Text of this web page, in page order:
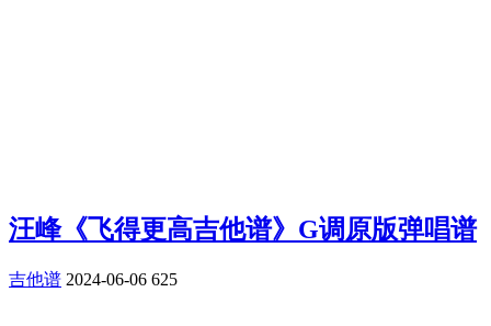
汪峰《飞得更高吉他谱》G调原版弹唱谱
吉他谱 2024-06-06 625